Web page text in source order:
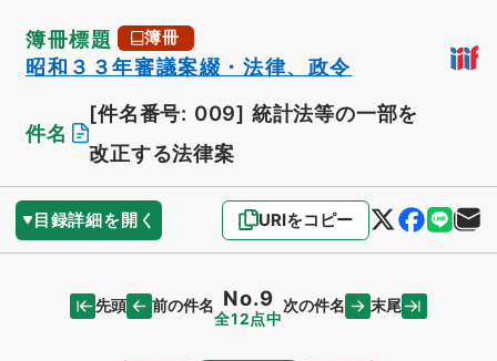
簿冊標題 簿冊
昭和３３年審議案綴・法律、政令
件名
[件名番号: 009] 統計法等の一部を
改正する法律案
目録詳細を開く URIをコピー
先頭 前の件名 No.9
全12点中
次の件名 末尾